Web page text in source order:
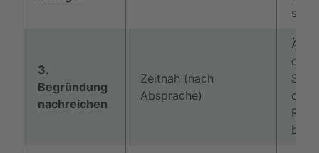
3.
Begründung
nachreichen
Zeitnah (nach
Absprache)
oder
des